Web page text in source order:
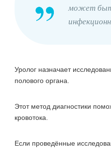
может
Уролог назначает
полового органа.
Этот метод диагностики
кровотока.
Если проведённые